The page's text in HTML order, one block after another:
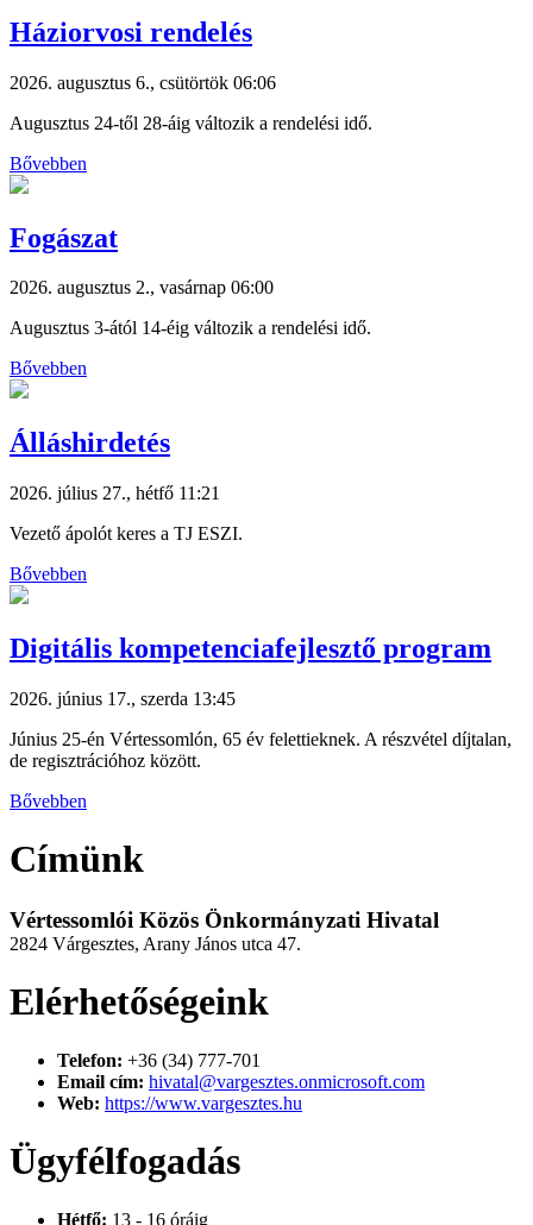
Háziorvosi rendelés
2026. augusztus 6., csütörtök 06:06
Augusztus 24-től 28-áig változik a rendelési idő.
Bővebben
Fogászat
2026. augusztus 2., vasárnap 06:00
Augusztus 3-ától 14-éig változik a rendelési idő.
Bővebben
Álláshirdetés
2026. július 27., hétfő 11:21
Vezető ápolót keres a TJ ESZI.
Bővebben
Digitális kompetenciafejlesztő program
2026. június 17., szerda 13:45
Június 25-én Vértessomlón, 65 év felettieknek. A részvétel díjtalan,
de regisztrációhoz között.
Bővebben
Címünk
Vértessomlói Közös Önkormányzati Hivatal
2824 Várgesztes, Arany János utca 47.
Elérhetőségeink
Telefon: +36 (34) 777-701
Email cím: hivatal@vargesztes.onmicrosoft.com
Web: https://www.vargesztes.hu
Ügyfélfogadás
Hétfő: 13 - 16 óráig